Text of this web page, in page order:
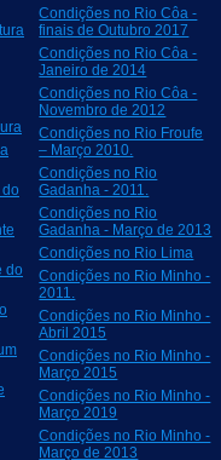
do
Condições no Rio Côa -
finais de Outubro 2017
Condições no Rio Côa -
Janeiro de 2014
Condições no Rio Côa -
Novembro de 2012
Condições no Rio Froufe
– Março 2010.
Condições no Rio
Gadanha - 2011.
Condições no Rio
Gadanha - Março de 2013
Condições no Rio Lima
Condições no Rio Minho -
2011.
Condições no Rio Minho -
Abril 2015
Condições no Rio Minho -
Março 2015
Condições no Rio Minho -
Março 2019
Condições no Rio Minho -
Março de 2013